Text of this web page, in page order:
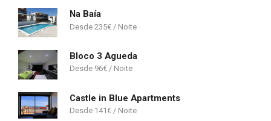
Na Baía
235€
Bloco 3 Agueda
96€
Castle in Blue Apartments
141€